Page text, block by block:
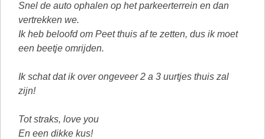
Snel de auto ophalen op het parkeerterrein en dan
vertrekken we.
Ik heb beloofd om Peet thuis af te zetten, dus ik moet
een beetje omrijden.
Ik schat dat ik over ongeveer 2 a 3 uurtjes thuis zal
zijn!
Tot straks, love you
En een dikke kus!